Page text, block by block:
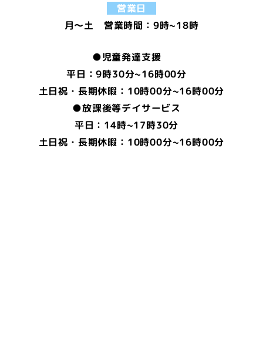
営業日
月～土 営業時間：9時~18時
●児童発達支援
平日：9時30分~16時00分
土日祝・長期休暇：10時00分~16時00分
●放課後等デイサービス
平日：14時~17時30分
土日祝・長期休暇：10時00分~16時00分